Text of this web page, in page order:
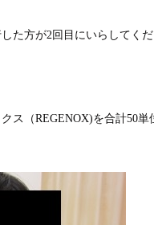
た方が2回目にいらしてくだ
ス（REGENOX)を合計50単